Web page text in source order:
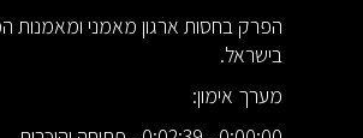
הפרק בחסות ארגון מאמני ומאמנות
בישראל.
מערך אימון: